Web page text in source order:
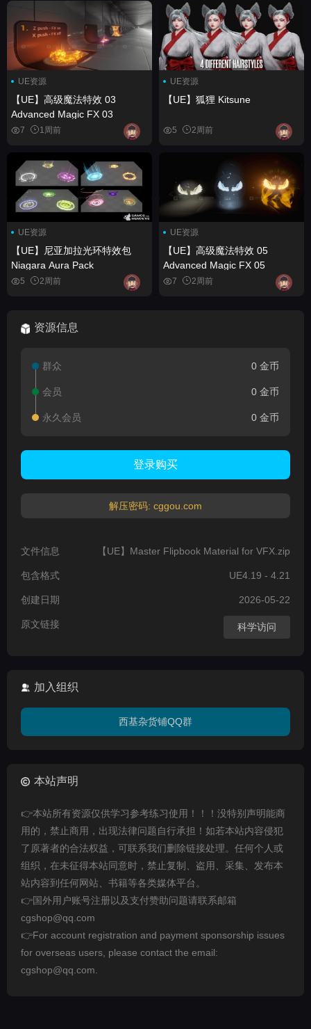
UE资源
【UE】高级魔法特效 03
Advanced Magic FX 03
7 1周前
UE资源
【UE】狐狸 Kitsune
5 2周前
UE资源
【UE】尼亚加拉光环特效包
Niagara Aura Pack
5 2周前
UE资源
【UE】高级魔法特效 05
Advanced Magic FX 05
7 2周前
资源信息
群众 0 金币
会员 0 金币
永久会员 0 金币
登录购买
解压密码: cggou.com
文件信息 【UE】Master Flipbook Material for VFX.zip
包含格式 UE4.19 - 4.21
创建日期 2026-05-22
原文链接 科学访问
加入组织
西基杂货铺QQ群
本站声明
👉本站所有资源仅供学习参考练习使用！！！没特别声明能商
用的，禁止商用，出现法律问题自行承担！如若本站内容侵犯
了原著者的合法权益，可联系我们删除链接处理。任何个人或
组织，在未征得本站同意时，禁止复制、盗用、采集、发布本
站内容到任何网站、书籍等各类媒体平台。
👉国外用户账号注册以及支付赞助问题请联系邮箱
cgshop@qq.com
👉For account registration and payment sponsorship issues
for overseas users, please contact the email:
cgshop@qq.com.